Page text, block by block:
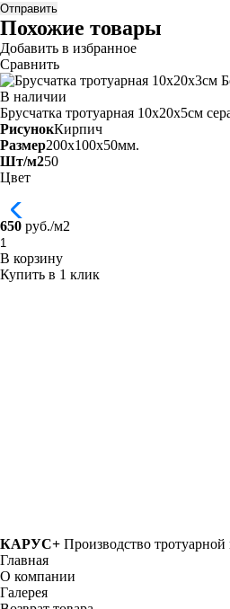
Похожие товары
Добавить в избранное
Сравнить
В наличии
Брусчатка тротуарная 10х20х5см
РисунокКирпич
Размер200x100x50мм.
Шт/м250
Цвет
650 руб./м2
В корзину
Купить в 1 клик
КАРУС+ Производство тротуарной
Главная
О компании
Галерея